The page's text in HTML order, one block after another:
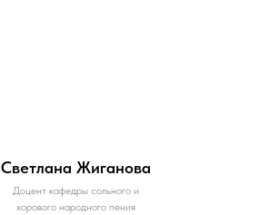
Светлана Жиганова
Доцент кафедры сольного и
хорового народного пения